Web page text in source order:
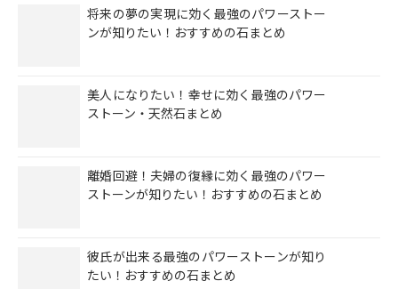
将来の夢の実現に効く最強のパワーストー
ンが知りたい！おすすめの石まとめ
美人になりたい！幸せに効く最強のパワー
ストーン・天然石まとめ
離婚回避！夫婦の復縁に効く最強のパワー
ストーンが知りたい！おすすめの石まとめ
彼氏が出来る最強のパワーストーンが知り
たい！おすすめの石まとめ